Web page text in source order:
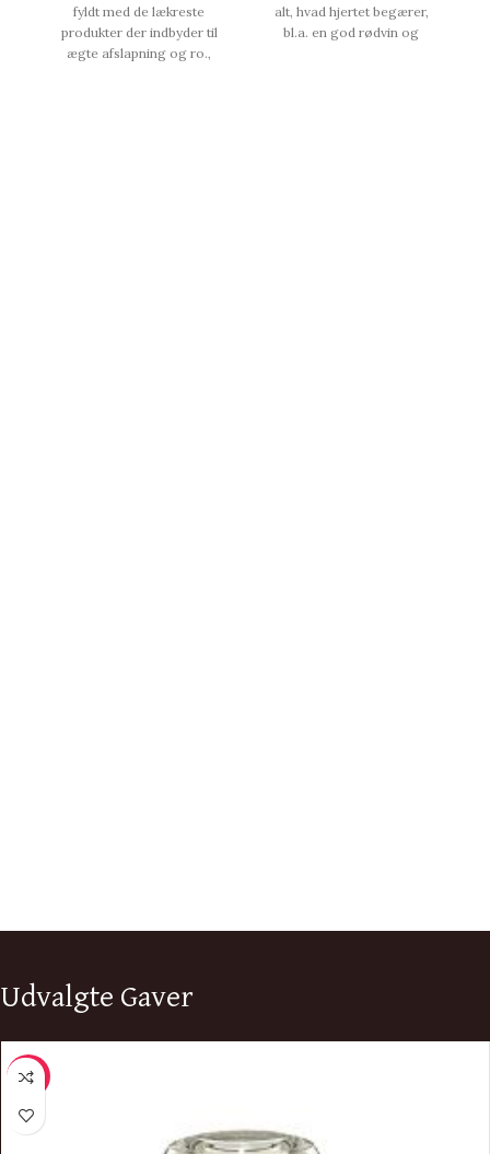
fyldt med de lækreste
produkter der indbyder til
ægte afslapning og ro.,
alt, hvad hjertet begærer,
bl.a. en god rødvin og
Udvalgte Gaver
-12%